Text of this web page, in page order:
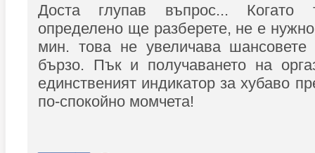
Доста глупав въпрос...
определено ще разберете, не е
мин. това не увеличава
бързо. Пък и получаването на
единственият индикатор за хубаво
по-спокойно момчета!